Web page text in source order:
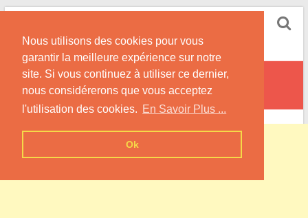
Nous utilisons des cookies pour vous
garantir la meilleure expérience sur notre
site. Si vous continuez à utiliser ce dernier,
nous considérerons que vous acceptez
l'utilisation des cookies. En Savoir Plus ...
Ok
Skip
content
Informations sur les Pompes à Chaleur
Grignoncourt